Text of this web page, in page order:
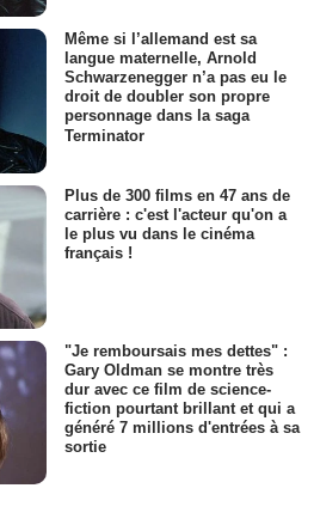
Même si l’allemand est sa
langue maternelle, Arnold
Schwarzenegger n’a pas eu le
droit de doubler son propre
personnage dans la saga
Terminator
Plus de 300 films en 47 ans de
carrière : c'est l'acteur qu'on a
le plus vu dans le cinéma
français !
"Je remboursais mes dettes" :
Gary Oldman se montre très
dur avec ce film de science-
fiction pourtant brillant et qui a
généré 7 millions d'entrées à sa
sortie